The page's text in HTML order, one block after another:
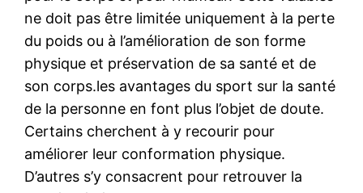
ne doit pas être limitée uniquement à la perte
du poids ou à l’amélioration de son forme
physique et préservation de sa santé et de
son corps.les avantages du sport sur la santé
de la personne en font plus l’objet de doute.
Certains cherchent à y recourir pour
améliorer leur conformation physique.
D’autres s’y consacrent pour retrouver la